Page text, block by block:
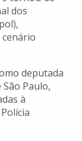
dos
deputada
Paulo,
à